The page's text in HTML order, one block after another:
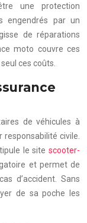
une protection
engendrés par un
de réparations
moto couvre ces
ces coûts.
de véhicules à
civile.
le site scooter-
et permet de
d’accident. Sans
de sa poche les